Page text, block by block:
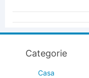
Categorie
Casa